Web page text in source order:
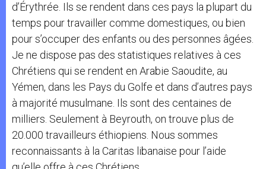
d’Érythrée. Ils se rendent dans ces pays la plupart du
temps pour travailler comme domestiques, ou bien
pour s’occuper des enfants ou des personnes âgées.
Je ne dispose pas des statistiques relatives à ces
Chrétiens qui se rendent en Arabie Saoudite, au
Yémen, dans les Pays du Golfe et dans d’autres pays
à majorité musulmane. Ils sont des centaines de
milliers. Seulement à Beyrouth, on trouve plus de
20.000 travailleurs éthiopiens. Nous sommes
reconnaissants à la Caritas libanaise pour l’aide